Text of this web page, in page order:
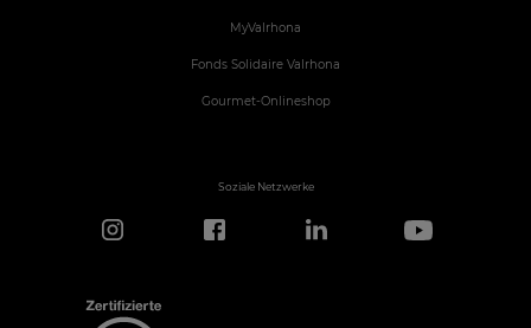
MyValrhona
Fonds Solidaire Valrhona
Gourmet-Onlineshop
Soziale Netzwerke